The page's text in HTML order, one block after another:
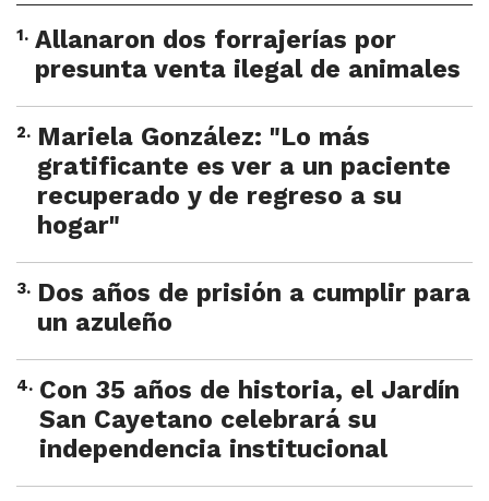
1. Allanaron dos forrajerías por
presunta venta ilegal de animales
2. Mariela González: "Lo más
gratificante es ver a un paciente
recuperado y de regreso a su
hogar"
3. Dos años de prisión a cumplir para
un azuleño
4. Con 35 años de historia, el Jardín
San Cayetano celebrará su
independencia institucional